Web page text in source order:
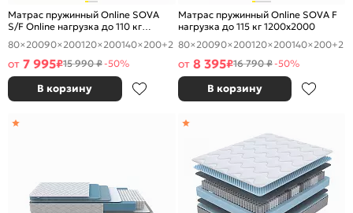
Матрас пружинный Online SOVA
S/F Online нагрузка до 110 кг
1200x2000
80×20090×200120×200140×200+2
от 7 995₽15 990 ₽-50%
В корзину
Матрас пружинный Online SOVA F
нагрузка до 115 кг 1200x2000
80×20090×200120×200140×200+2
от 8 395₽16 790 ₽-50%
В корзину